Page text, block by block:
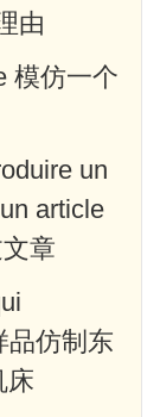
由
模仿一个
un
article
章
品仿制东
床